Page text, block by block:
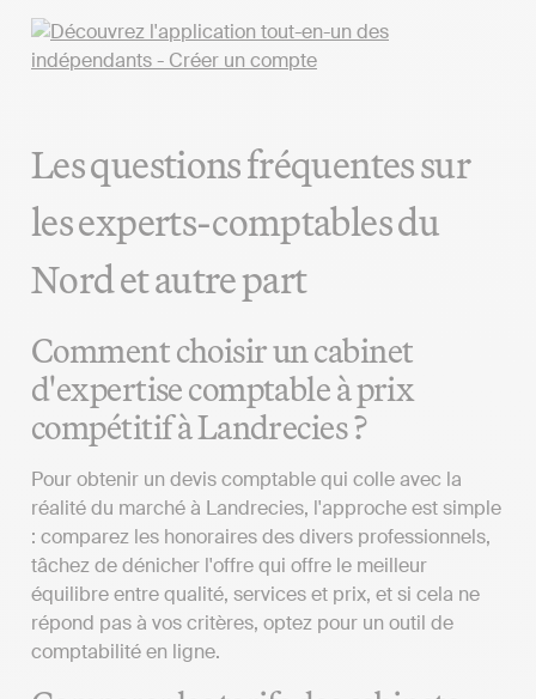
Les questions fréquentes sur
les experts-comptables du
Nord et autre part
Comment choisir un cabinet
d'expertise comptable à prix
compétitif à Landrecies ?
Pour obtenir un devis comptable qui colle avec la
réalité du marché à Landrecies, l'approche est simple
: comparez les honoraires des divers professionnels,
tâchez de dénicher l'offre qui offre le meilleur
équilibre entre qualité, services et prix, et si cela ne
répond pas à vos critères, optez pour un outil de
comptabilité en ligne.